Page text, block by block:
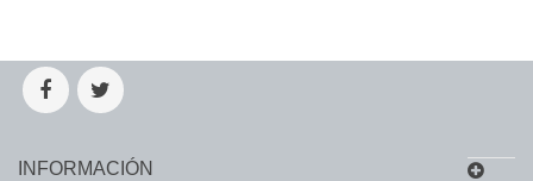
INFORMACIÓN